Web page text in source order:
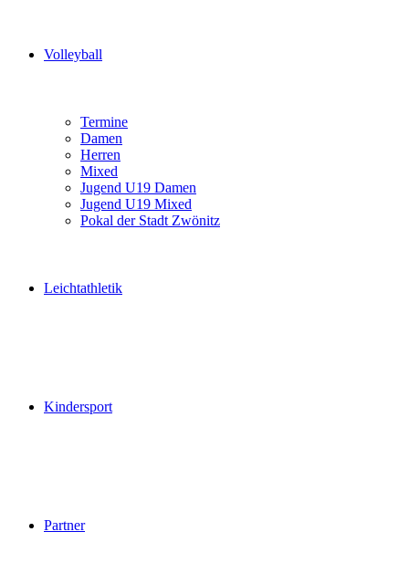
Volleyball
Termine
Damen
Herren
Mixed
Jugend U19 Damen
Jugend U19 Mixed
Pokal der Stadt Zwönitz
Leichtathletik
Kindersport
Partner